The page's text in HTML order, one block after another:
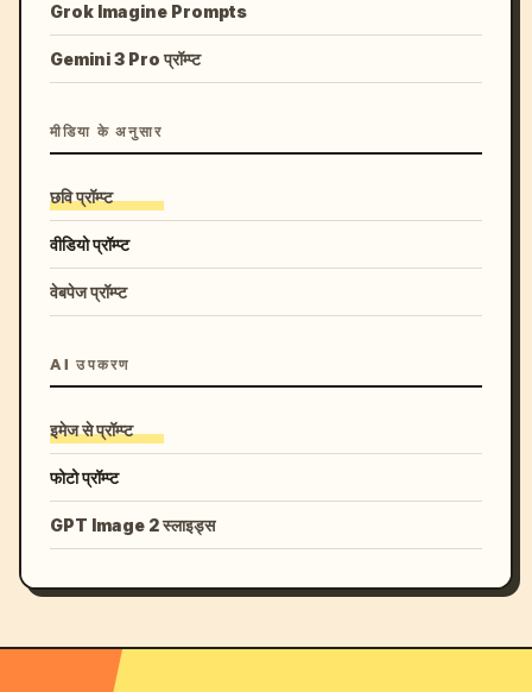
Grok Imagine Prompts
Gemini 3 Pro प्रॉम्प्ट
मीडिया के अनुसार
छवि प्रॉम्प्ट
वीडियो प्रॉम्प्ट
वेबपेज प्रॉम्प्ट
AI उपकरण
इमेज से प्रॉम्प्ट
फोटो प्रॉम्प्ट
GPT Image 2 स्लाइड्स